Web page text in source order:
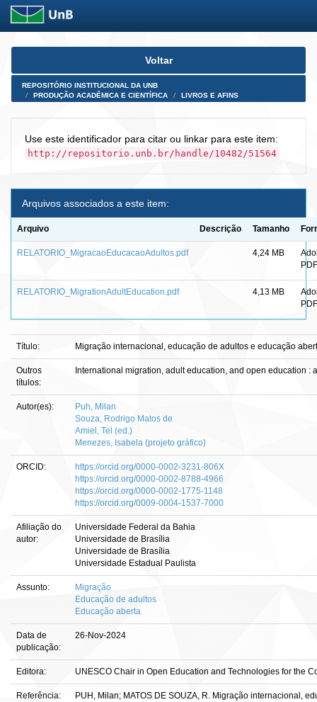
Skip
Voltar
REPOSITÓRIO INSTITUCIONAL DA UNB
PRODUÇÃO ACADÊMICA E CIENTÍFICA
LIVROS E AFINS
Use este identificador para citar ou linkar para este item:
http://repositorio.unb.br/handle/10482/51564
Arquivos associados a este item:
Arquivo Descrição Tamanho
RELATORIO_MigracaoEducacaoAdultos.pdf 4,24 MB
PDF
RELATORIO_MigrationAdultEducation.pdf 4,13 MB
PDF
Título: Migração internacional, educação de adultos e educação
Outros
títulos:
International migration, adult education, and open education :
Autor(es):
Puh, Milan
Souza, Rodrigo Matos de
Amiel, Tel (ed.)
Menezes, Isabela (projeto gráfico)
ORCID:
https://orcid.org/0000-0002-3231-806X
https://orcid.org/0000-0002-8788-4966
https://orcid.org/0000-0002-1775-1148
https://orcid.org/0009-0004-1537-7000
Afiliação do
autor:
Universidade Federal da Bahia
Universidade de Brasília
Universidade de Brasília
Universidade Estadual Paulista
Assunto:
Migração
Educação de adultos
Educação aberta
Data de
publicação:
26-Nov-2024
Editora: UNESCO Chair in Open Education and Technologies for the
Referência:
PUH, Milan; MATOS DE SOUZA, R. Migração internacional,